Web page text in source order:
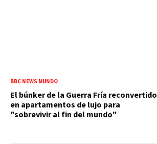
BBC NEWS MUNDO
El búnker de la Guerra Fría reconvertido
en apartamentos de lujo para
"sobrevivir al fin del mundo"